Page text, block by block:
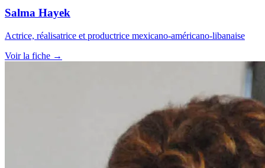
Salma Hayek
Actrice, réalisatrice et productrice mexicano-américano-libanaise
Voir la fiche →